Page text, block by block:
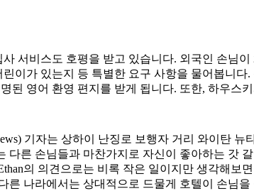
사 서비스도 호평을 받고 있습니다. 외국인 손
이가 있는지 등 특별한 요구 사항을 물어봅니
된 영어 환영 편지를 받게 됩니다. 또한, 하우스
기자는 상하이 난징로 보행자 거리 와이탄
다른 손님들과 마찬가지로 자신이 좋아하는 갓
의 의견으로는 비록 작은 일이지만 생각해
른 나라에서는 상대적으로 드물게 호텔이 손님